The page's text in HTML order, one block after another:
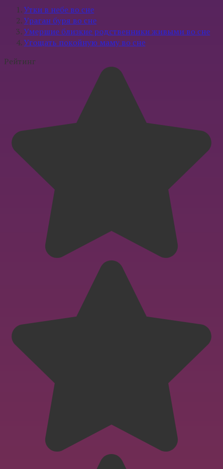
Утки в небе во сне
Ураган буря во сне
Умершие близкие родственники живыми во сне
Угощать покойную маму во сне
Рейтинг